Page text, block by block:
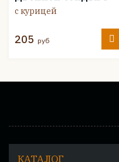
с курицей
205 руб
КАТАЛОГ